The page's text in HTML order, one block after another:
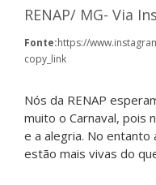
RENAP/ MG- Via
Fonte:https://
copy_link
Nós da RENAP
muito o Carnaval, pois
e a alegria. No entanto
estão mais vivas do